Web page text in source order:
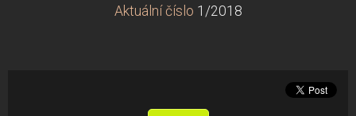
Aktuální číslo 1/2018